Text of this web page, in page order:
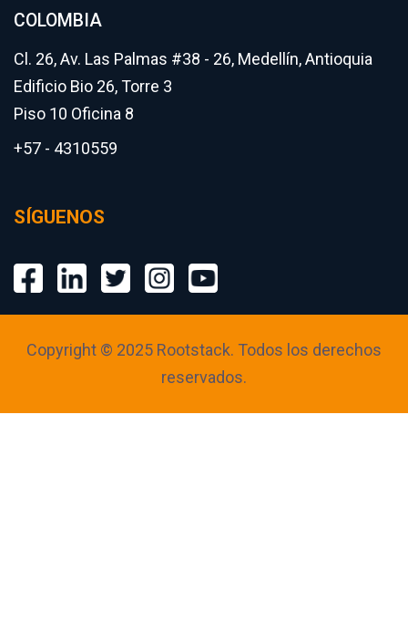
COLOMBIA
Cl. 26, Av. Las Palmas #38 - 26, Medellín, Antioquia
Edificio Bio 26, Torre 3
Piso 10 Oficina 8
+57 - 4310559
SÍGUENOS
Copyright © 2025 Rootstack. Todos los derechos
reservados.